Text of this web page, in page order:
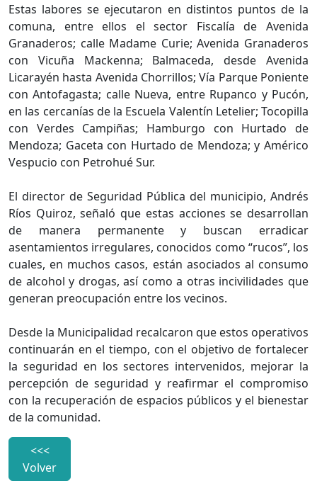
Estas labores se ejecutaron en distintos puntos de la
comuna, entre ellos el sector Fiscalía de Avenida
Granaderos; calle Madame Curie; Avenida Granaderos
con Vicuña Mackenna; Balmaceda, desde Avenida
Licarayén hasta Avenida Chorrillos; Vía Parque Poniente
con Antofagasta; calle Nueva, entre Rupanco y Pucón,
en las cercanías de la Escuela Valentín Letelier; Tocopilla
con Verdes Campiñas; Hamburgo con Hurtado de
Mendoza; Gaceta con Hurtado de Mendoza; y Américo
Vespucio con Petrohué Sur.
El director de Seguridad Pública del municipio, Andrés
Ríos Quiroz, señaló que estas acciones se desarrollan
de manera permanente y buscan erradicar
asentamientos irregulares, conocidos como “rucos”, los
cuales, en muchos casos, están asociados al consumo
de alcohol y drogas, así como a otras incivilidades que
generan preocupación entre los vecinos.
Desde la Municipalidad recalcaron que estos operativos
continuarán en el tiempo, con el objetivo de fortalecer
la seguridad en los sectores intervenidos, mejorar la
percepción de seguridad y reafirmar el compromiso
con la recuperación de espacios públicos y el bienestar
de la comunidad.
<<<
Volver